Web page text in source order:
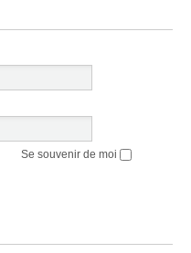
Se souvenir de moi